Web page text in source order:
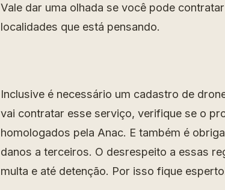
Vale dar uma olhada se você pode
localidades que está pensando.
Inclusive é necessário um cadastro de
vai contratar esse serviço, verifique se o
homologados pela Anac. E também é
danos a terceiros. O desrespeito a essas
multa e até detenção. Por isso fique